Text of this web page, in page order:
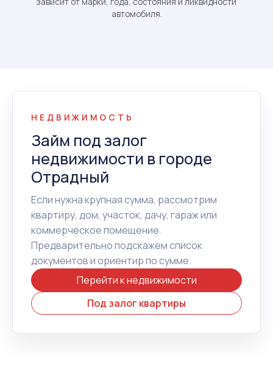
автомобиля.
НЕДВИЖИМОСТЬ
Займ под залог
недвижимости в городе
Отрадный
Если нужна крупная сумма, рассмотрим
квартиру, дом, участок, дачу, гараж или
коммерческое помещение.
Предварительно подскажем список
документов и ориентир по сумме.
Перейти к недвижимости
Под залог квартиры